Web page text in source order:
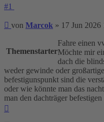
#1
Beitrag
von Marcok » 17 Jun 2026
Themenstarter
Fahre einen
Möchte mir
dach die
weder gewinde oder
befestigunspunkt sind die
oder wie könnte man das
man den dachträger